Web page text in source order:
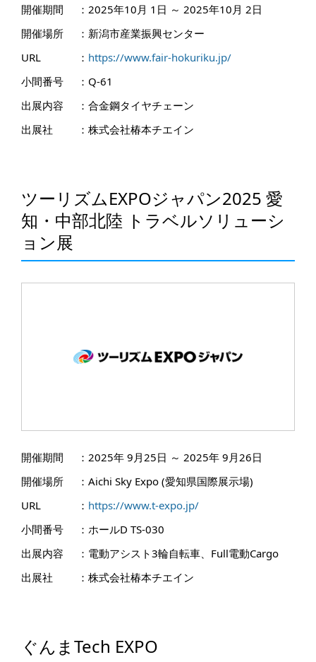
開催期間 ： 2025年10月 1日 ～ 2025年10月 2日
開催場所
： 新潟市産業振興センター
URL
： https://www.fair-hokuriku.jp/
小間番号
： Q-61
出展内容
： 合金鋼タイヤチェーン
出展社
： 株式会社椿本チエイン
ツーリズムEXPOジャパン2025 愛
知・中部北陸 トラベルソリューシ
ョン展
開催期間 ： 2025年 9月25日 ～ 2025年 9月26日
開催場所
： Aichi Sky Expo (愛知県国際展示場)
URL
： https://www.t-expo.jp/
小間番号
： ホールD TS-030
出展内容
： 電動アシスト3輪自転車、Full電動Cargo
出展社
： 株式会社椿本チエイン
ぐんまTech EXPO